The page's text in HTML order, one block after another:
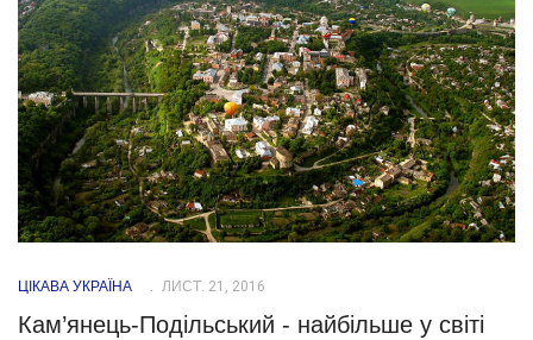
ЦІКАВА УКРАЇНА ЛИСТ. 21, 2016
Кам’янець-Подільський - найбільше у світі